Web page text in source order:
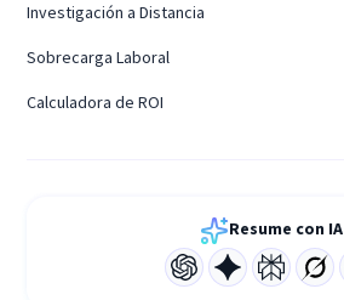
Investigación a Distancia
Sobrecarga Laboral
Calculadora de ROI
Resume con IA